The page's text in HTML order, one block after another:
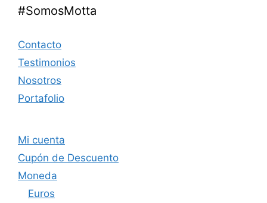
#SomosMotta
Contacto
Testimonios
Nosotros
Portafolio
Mi cuenta
Cupón de Descuento
Moneda
Euros